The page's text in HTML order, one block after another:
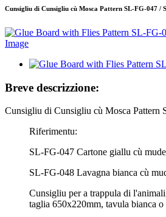
Cunsigliu di Cunsigliu cù Mosca Pattern SL-FG-047 /
Breve descrizzione:
Cunsigliu di Cunsigliu cù Mosca Pattern
Riferimentu:
SL-FG-047 Cartone giallu cù
SL-FG-048 Lavagna bianca cù
Cunsigliu per a trappula di
taglia 650x220mm, tavula bianca o